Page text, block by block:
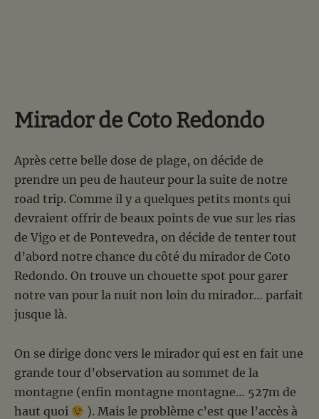
Mirador de Coto Redondo
Après cette belle dose de plage, on décide de
prendre un peu de hauteur pour la suite de notre
road trip. Comme il y a quelques petits monts qui
devraient offrir de beaux points de vue sur les rias
de Vigo et de Pontevedra, on décide de tenter tout
d’abord notre chance du côté du mirador de Coto
Redondo. On trouve un chouette spot pour garer
notre van pour la nuit non loin du mirador… parfait
jusque là.
On se dirige donc vers le mirador qui est en fait une
grande tour d’observation au sommet de la
montagne (enfin montagne montagne… 527m de
haut quoi
). Mais le problème c’est que l’accès à